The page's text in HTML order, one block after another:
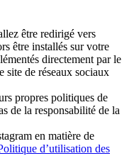
être redirigé vers
être installés sur votre
directement par le
site de réseaux sociaux
propres politiques de
de la responsabilité de la
en matière de
d’utilisation des